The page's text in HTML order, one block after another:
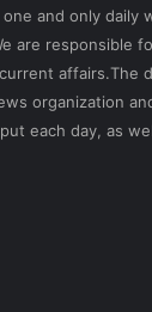
one and only
are responsible
affairs.The
organization
each day, as